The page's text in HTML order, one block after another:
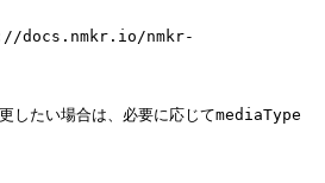
docs.nmkr.io/nmkr-
い場合は、必要に応じてmediaType